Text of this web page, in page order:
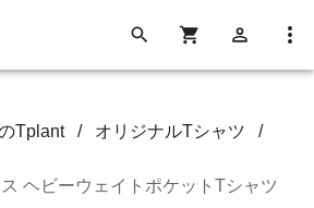
Tplant / オリジナルTシャツ
/
ヘビーウェイトポケットTシャツ